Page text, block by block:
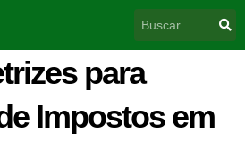
para
Impostos em